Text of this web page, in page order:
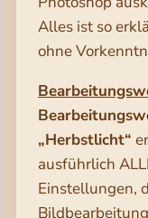
Alles ist so
ohne
„Herbstlicht“
ausführlich
Einstellungen,